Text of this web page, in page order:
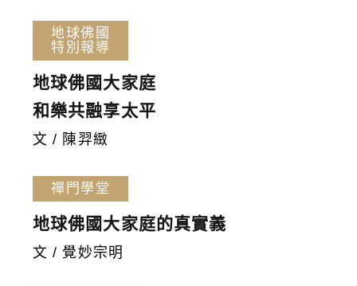
地球佛國
特別報導
地球佛國大家庭
和樂共融享太平
文 / 陳羿緻
禪門學堂
地球佛國大家庭的真實義
文 / 覺妙宗明